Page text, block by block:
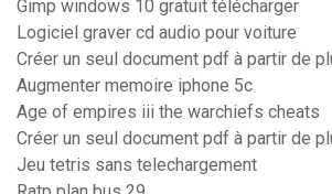
Gimp windows 10 gratuit télécharger
Logiciel graver cd audio pour voiture
Créer un seul document pdf à partir de
Augmenter memoire iphone 5c
Age of empires iii the warchiefs cheats
Créer un seul document pdf à partir de
Jeu tetris sans telechargement